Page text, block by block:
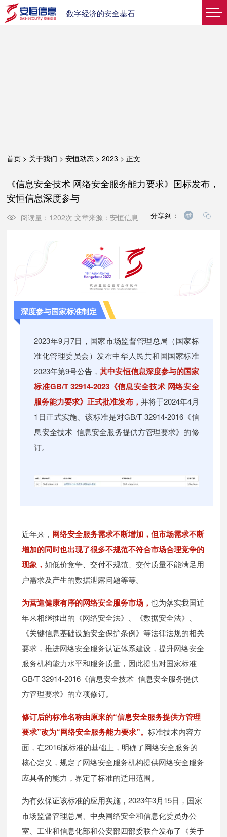
数字经济的安全基石
首页 > 关于我们 >安恒动态 >2023 >正文
《信息安全技术 网络安全服务能力要求》国标发布，
安恒信息深度参与
阅读量： 1202次文章来源：安恒信息 分享到：
深度参与国家标准制定
2023年9月7日，国家市场监督管理总局（国家标
准化管理委员会）发布中华人民共和国国家标准
2023年第9号公告，其中安恒信息深度参与的国家
标准GB/T 32914-2023《信息安全技术 网络安全
服务能力要求》正式批准发布， 并将于2024年4月
1日正式实施。该标准是对GB/T 32914-2016《信
息安全技术 信息安全服务提供方管理要求》的修
订。
近年来， 网络安全服务需求不断增加，但市场需求不断
增加的同时也出现了很多不规范不符合市场合理竞争的
现象，如低价竞争、交付不规范、交付质量不能满足用
户需求及产生的数据泄露问题等等。
为营造健康有序的网络安全服务市场，也为落实我国近
年来相继推出的《网络安全法》、《数据安全法》、
《关键信息基础设施安全保护条例》等法律法规的相关
要求，推进网络安全服务认证体系建设，提升网络安全
服务机构能力水平和服务质量，因此提出对国家标准
GB/T 32914-2016《信息安全技术 信息安全服务提供
方管理要求》的立项修订。
修订后的标准名称由原来的“信息安全服务提供方管理
要求”改为“网络安全服务能力要求”。标准技术内容方
面，在2016版标准的基础上，明确了网络安全服务的
核心定义，规定了网络安全服务机构提供网络安全服务
应具备的能力，界定了标准的适用范围。
为有效保证该标准的应用实施，2023年3月15日，国家
市场监督管理总局、中央网络安全和信息化委员办公
室、工业和信息化部和公安部四部委联合发布了《关于